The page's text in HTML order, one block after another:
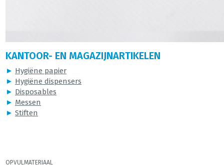
KANTOOR- EN MAGAZIJNARTIKELEN
► Hygiëne papier
► Hygiëne dispensers
► Disposables
► Messen
► Stiften
OPVULMATERIAAL